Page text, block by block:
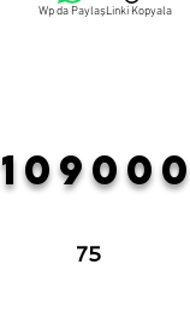
Wp da PaylaşLinki Kopyala
109000
75